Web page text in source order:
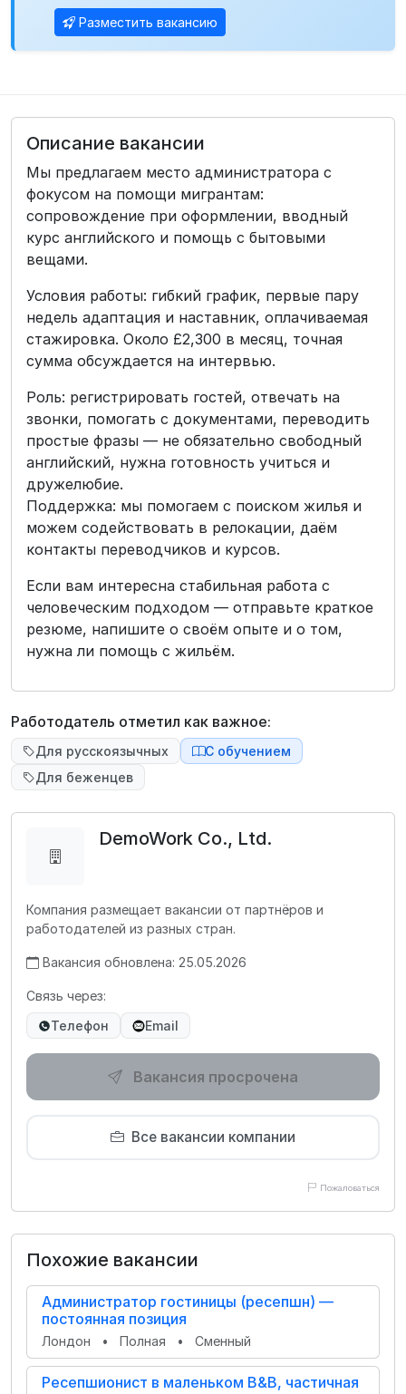
Разместить вакансию
Описание вакансии
Мы предлагаем место администратора с
фокусом на помощи мигрантам:
сопровождение при оформлении, вводный
курс английского и помощь с бытовыми
вещами.
Условия работы: гибкий график, первые пару
недель адаптация и наставник, оплачиваемая
стажировка. Около £2,300 в месяц, точная
сумма обсуждается на интервью.
Роль: регистрировать гостей, отвечать на
звонки, помогать с документами, переводить
простые фразы — не обязательно свободный
английский, нужна готовность учиться и
дружелюбие.
Поддержка: мы помогаем с поиском жилья и
можем содействовать в релокации, даём
контакты переводчиков и курсов.
Если вам интересна стабильная работа с
человеческим подходом — отправьте краткое
резюме, напишите о своём опыте и о том,
нужна ли помощь с жильём.
Работодатель отметил как важное:
Для русскоязычных
С обучением
Для беженцев
DemoWork Co., Ltd.
Компания размещает вакансии от партнёров и
работодателей из разных стран.
Вакансия обновлена: 25.05.2026
Связь через:
Телефон
Email
Вакансия просрочена
Все вакансии компании
Пожаловаться
Похожие вакансии
Администратор гостиницы (ресепшн) —
постоянная позиция
Лондон • Полная • Сменный
Ресепшионист в маленьком B&B, частичная